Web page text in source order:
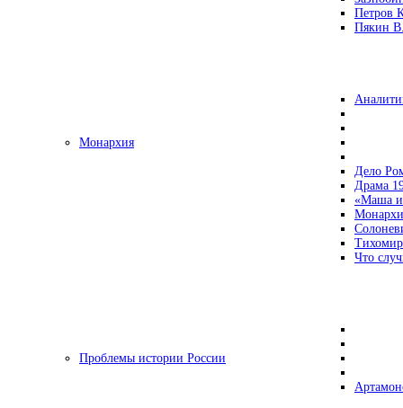
Петров
Пякин
Монархия
Дело
Драма
«Маша и
Что
Проблемы истории России